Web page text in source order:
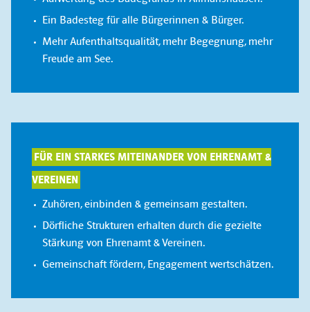
Ein Badesteg für alle Bürgerinnen & Bürger.
Mehr Aufenthaltsqualität, mehr Begegnung, mehr
Freude am See.
FÜR EIN STARKES MITEINANDER VON EHRENAMT &
VEREINEN
Zuhören, einbinden & gemeinsam gestalten.
Dörfliche Strukturen erhalten durch die gezielte
Stärkung von Ehrenamt & Vereinen.
Gemeinschaft fördern, Engagement wertschätzen.